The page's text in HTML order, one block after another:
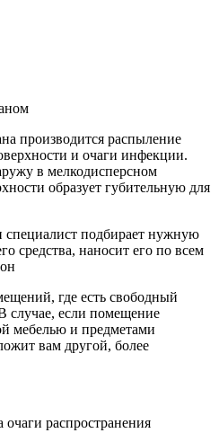
производится распыление
и очаги инфекции.
в мелкодисперсном
образует губительную для
подбирает нужную
средства, наносит его по всем
где есть свободный
случае, если помещение
мебелью и предметами
вам другой, более
распространения